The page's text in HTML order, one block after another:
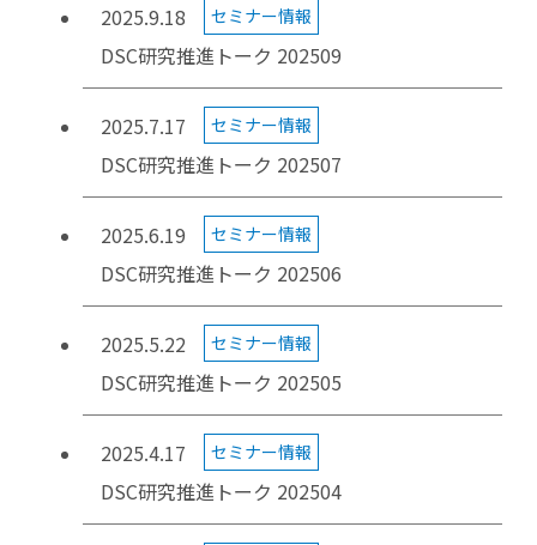
2025.9.18 セミナー情報
DSC研究推進トーク 202509
2025.7.17 セミナー情報
DSC研究推進トーク 202507
2025.6.19 セミナー情報
DSC研究推進トーク 202506
2025.5.22 セミナー情報
DSC研究推進トーク 202505
2025.4.17 セミナー情報
DSC研究推進トーク 202504